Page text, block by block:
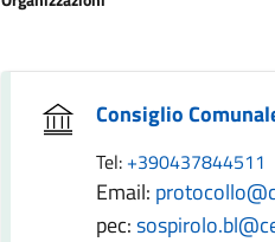
Consiglio
Tel: +390437844511
Email:
pec: